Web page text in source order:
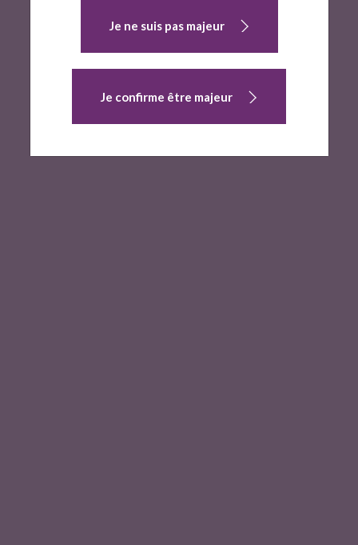
Je ne suis pas majeur
Je confirme être majeur